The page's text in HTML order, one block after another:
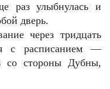
раз улыбнулась и
дверь.
через тридцать
с расписанием —
со стороны Дубны,